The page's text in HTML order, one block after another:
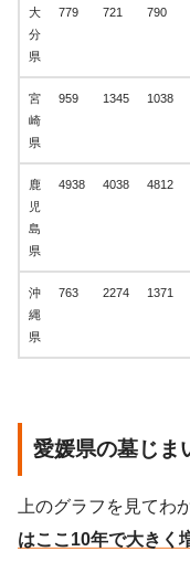
大
分
県
779 721 790
宮
崎
県
959 1345 1038
鹿
児
島
県
4938 4038 4812
沖
縄
県
763 2274 1371
愛媛県の墓じま
上のグラフを見てわ
はここ10年で大きく